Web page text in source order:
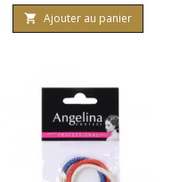
 Ajouter au panier